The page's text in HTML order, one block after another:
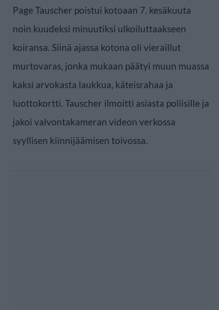
Page Tauscher poistui kotoaan 7. kesäkuuta
noin kuudeksi minuutiksi ulkoiluttaakseen
koiransa. Siinä ajassa kotona oli vieraillut
murtovaras, jonka mukaan päätyi muun muassa
kaksi arvokasta laukkua, käteisrahaa ja
luottokortti. Tauscher ilmoitti asiasta poliisille ja
jakoi valvontakameran videon verkossa
syyllisen kiinnijäämisen toivossa.